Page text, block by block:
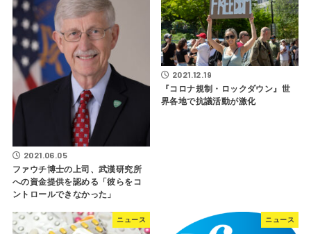
2021.06.05
ファウチ博士の上司、武漢研究所
への資金提供を認める「彼らをコ
ントロールできなかった」
2021.12.19
『コロナ規制・ロックダウン』世
界各地で抗議活動が激化
ニュース ニュース